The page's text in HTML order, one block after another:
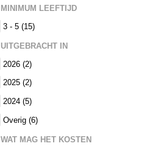
MINIMUM LEEFTIJD
3 - 5 (15)
UITGEBRACHT IN
2026 (2)
2025 (2)
2024 (5)
Overig (6)
WAT MAG HET KOSTEN